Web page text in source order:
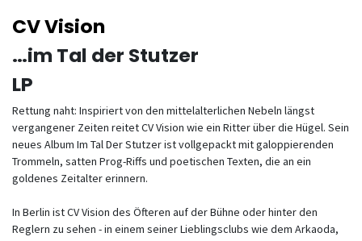
CV Vision
…im Tal der Stutzer
LP
Rettung naht: Inspiriert von den mittelalterlichen Nebeln längst
vergangener Zeiten reitet CV Vision wie ein Ritter über die Hügel. Sein
neues Album Im Tal Der Stutzer ist vollgepackt mit galoppierenden
Trommeln, satten Prog-Riffs und poetischen Texten, die an ein
goldenes Zeitalter erinnern.
In Berlin ist CV Vision des Öfteren auf der Bühne oder hinter den
Reglern zu sehen - in einem seiner Lieblingsclubs wie dem Arkaoda,